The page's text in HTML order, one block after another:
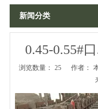
新闻分类
0.45-0.55#
浏览数量： 25 作者：